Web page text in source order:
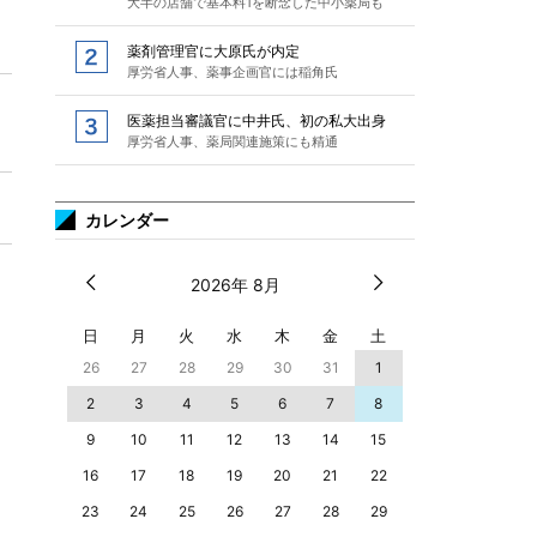
薬剤管理官に大原氏が内定
厚労省人事、薬事企画官には稲角氏
医薬担当審議官に中井氏、初の私大出身
厚労省人事、薬局関連施策にも精通
カレンダー
2026年 8月
日 月 火 水 木 金 土
26 27 28 29 30 31
1
2
3 4 5 6 7
8
9
10 11 12 13 14
15
16
17 18 19 20 21
22
23
24 25 26 27 28 29